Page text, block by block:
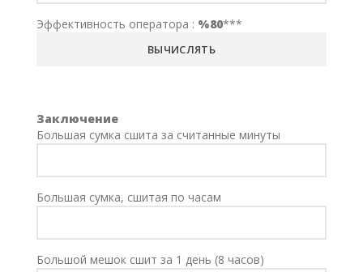
Эффективность оператора : %80***
Заключение
Большая сумка сшита за считанные минуты
Большая сумка, сшитая по часам
Большой мешок сшит за 1 день (8 часов)